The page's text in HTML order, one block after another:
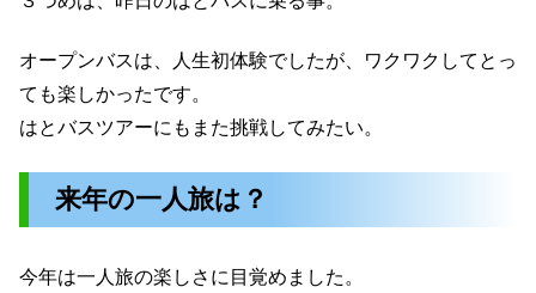
オープンバスは、人生初体験でしたが、ワクワクしてとっ
ても楽しかったです。
はとバスツアーにもまた挑戦してみたい。
来年の一人旅は？
今年は一人旅の楽しさに目覚めました。